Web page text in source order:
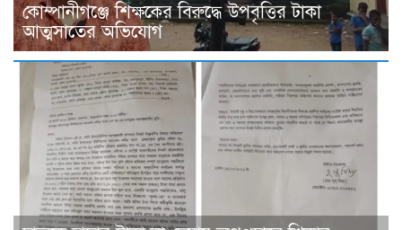
কোম্পানীগঞ্জে শিক্ষকের বিরুদ্ধে উপবৃত্তির টাকা
আত্মসাতের অভিযোগ